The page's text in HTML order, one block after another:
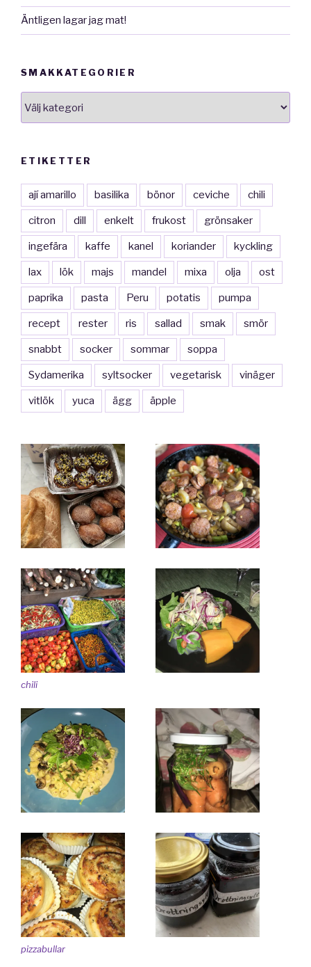
Äntligen lagar jag mat!
SMAKKATEGORIER
ETIKETTER
ají amarillo basilika bönor ceviche chili
citron dill enkelt frukost grönsaker
ingefära kaffe kanel koriander kyckling
lax lök majs mandel mixa olja ost
paprika pasta Peru potatis pumpa
recept rester ris sallad smak smör
snabbt socker sommar soppa
Sydamerika syltsocker vegetarisk vinäger
vitlök yuca ägg äpple
chili
pizzabullar